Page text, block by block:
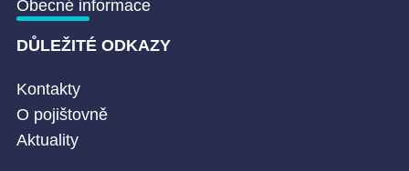
Obecné informace
DŮLEŽITÉ ODKAZY
Kontakty
O pojištovně
Aktuality